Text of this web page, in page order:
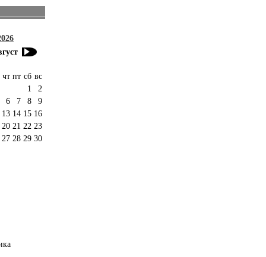
чт пт сб вс
1
2
6 7 8
9
13 14 15 16
20 21 22 23
27 28 29 30